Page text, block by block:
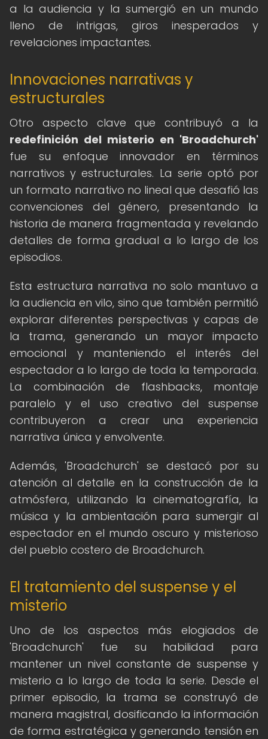
a la audiencia y la sumergió en un mundo
lleno de intrigas, giros inesperados y
revelaciones impactantes.
Innovaciones narrativas y
estructurales
Otro aspecto clave que contribuyó a la
redefinición del misterio en 'Broadchurch'
fue su enfoque innovador en términos
narrativos y estructurales. La serie optó por
un formato narrativo no lineal que desafió las
convenciones del género, presentando la
historia de manera fragmentada y revelando
detalles de forma gradual a lo largo de los
episodios.
Esta estructura narrativa no solo mantuvo a
la audiencia en vilo, sino que también permitió
explorar diferentes perspectivas y capas de
la trama, generando un mayor impacto
emocional y manteniendo el interés del
espectador a lo largo de toda la temporada.
La combinación de flashbacks, montaje
paralelo y el uso creativo del suspense
contribuyeron a crear una experiencia
narrativa única y envolvente.
Además, 'Broadchurch' se destacó por su
atención al detalle en la construcción de la
atmósfera, utilizando la cinematografía, la
música y la ambientación para sumergir al
espectador en el mundo oscuro y misterioso
del pueblo costero de Broadchurch.
El tratamiento del suspense y el
misterio
Uno de los aspectos más elogiados de
'Broadchurch' fue su habilidad para
mantener un nivel constante de suspense y
misterio a lo largo de toda la serie. Desde el
primer episodio, la trama se construyó de
manera magistral, dosificando la información
de forma estratégica y generando tensión en